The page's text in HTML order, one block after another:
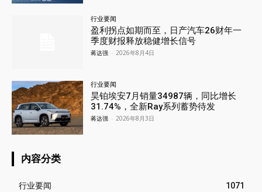
行业要闻
盈利拐点如期而至，日产汽车26财年一
季度财报释放稳健增长信号
蒋达强 - 2026年8月4日
行业要闻
昊铂埃安7月销量34987辆，同比增长
31.74%，全新Ray系列蓄势待发
蒋达强 - 2026年8月3日
内容分类
行业要闻 1071